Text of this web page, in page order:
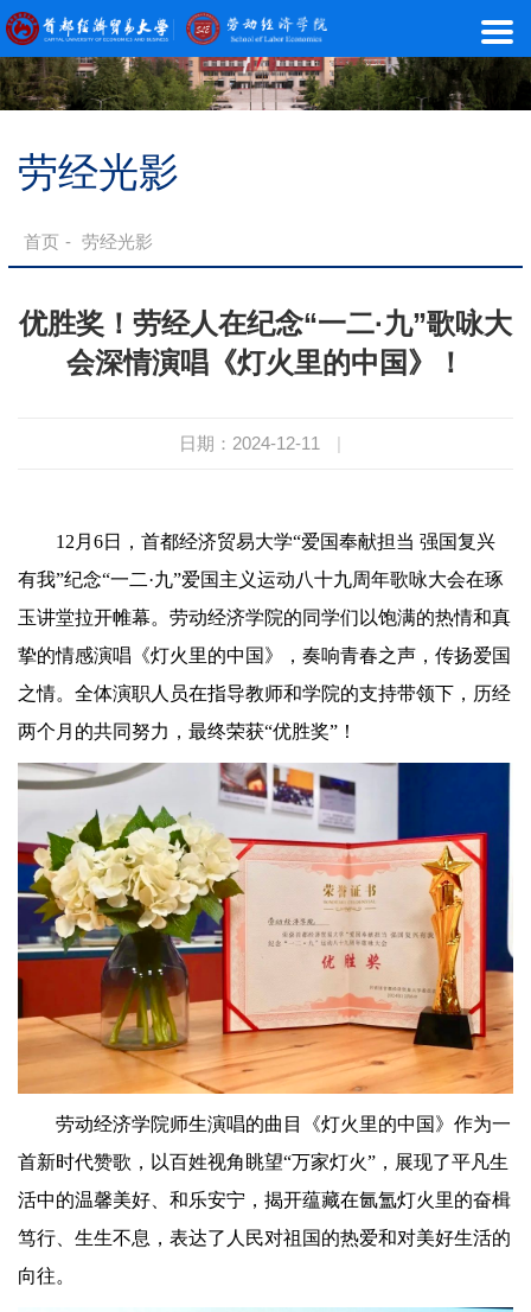
劳经光影
首页 - 劳经光影
优胜奖！劳经人在纪念“一二·九”歌咏大
会深情演唱《灯火里的中国》！
日期：2024-12-11 |
12月6日，首都经济贸易大学“爱国奉献担当 强国复兴
有我”纪念“一二·九”爱国主义运动八十九周年歌咏大会在琢
玉讲堂拉开帷幕。劳动经济学院的同学们以饱满的热情和真
挚的情感演唱《灯火里的中国》，奏响青春之声，传扬爱国
之情。全体演职人员在指导教师和学院的支持带领下，历经
两个月的共同努力，最终荣获“优胜奖”！
劳动经济学院师生演唱的曲目《灯火里的中国》作为一
首新时代赞歌，以百姓视角眺望“万家灯火”，展现了平凡生
活中的温馨美好、和乐安宁，揭开蕴藏在氤氲灯火里的奋楫
笃行、生生不息，表达了人民对祖国的热爱和对美好生活的
向往。